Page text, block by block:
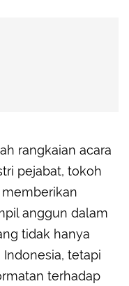
rangkaian acara
pejabat, tokoh
anggun dalam
tidak hanya
tetapi
terhadap